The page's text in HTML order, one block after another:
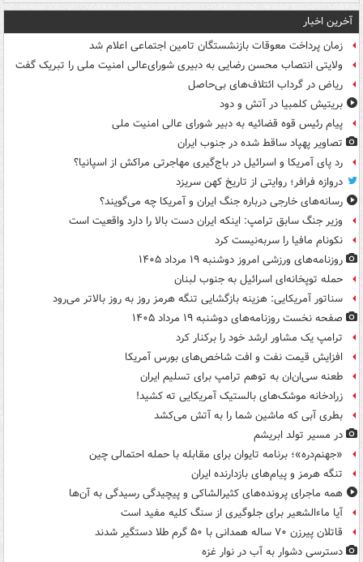
آخرین اخبار
زمان پرداخت معوقات بازنشستگان تامین اجتماعی اعلام شد
ولایتی انتصاب محسن رضایی به دبیری شورای‌عالی امنیت ملی را تبریک گفت
ریاض در گرداب ائتلاف‌های بی‌حاصل
بریتیش کلمبیا در آتش و دود
پیام رئیس قوه قضائیه به دبیر شورای عالی امنیت ملی
تصاویر پهپاد ساقط شده در جنوب ایران
رد پای آمریکا و اسرائیل در باج‌گیری مهاجرتی مراکش از اسپانیا؟
دروازه فرافر؛ روایتی از تاریخ کهن سریزد
رسانه‌های خارجی درباره جنگ ایران و آمریکا چه می‌گویند؟
وزیر جنگ سابق ترامپ: اینکه ایران دست بالا را دارد واقعیت است
نکونام مافیا را سربه‌نیست کرد
روزنامه‌های ورزشی امروز دوشنبه ۱۹ مرداد ۱۴۰۵
حمله توپخانه‌ای اسرائیل به جنوب لبنان
سناتور آمریکایی: هزینه بازگشایی تنگه هرمز روز به روز بالاتر می‌رود
صفحه نخست روزنامه‌های دوشنبه ۱۹ مرداد ۱۴۰۵
ترامپ یک مشاور ارشد خود را برکنار کرد
افزایش قیمت نفت و افت شاخص‌های بورس آمریکا
طعنه سی‌ان‌ان به توهم ترامپ برای تسلیم ایران
زرادخانه موشک‌های بالستیک آمریکایی ته کشید!
بطری آبی که ماشین شما را به آتش می‌کشد
در مسیر تولد ابریشم
«جهنم‌دره»؛ برنامه تایوان برای مقابله با حمله احتمالی چین
تنگه هرمز و پیام‌های بازدارنده ایران
همه ماجرای پرونده‌های کثیرالشاکی و پیچیدگی رسیدگی به آن‌ها
آیا ماءالشعیر برای جلوگیری از سنگ کلیه مفید است
قاتلان پیرزن ۷۰ ساله همدانی با ۵۰ گرم طلا دستگیر شدند
دسترسی دشوار به آب در نوار غزه